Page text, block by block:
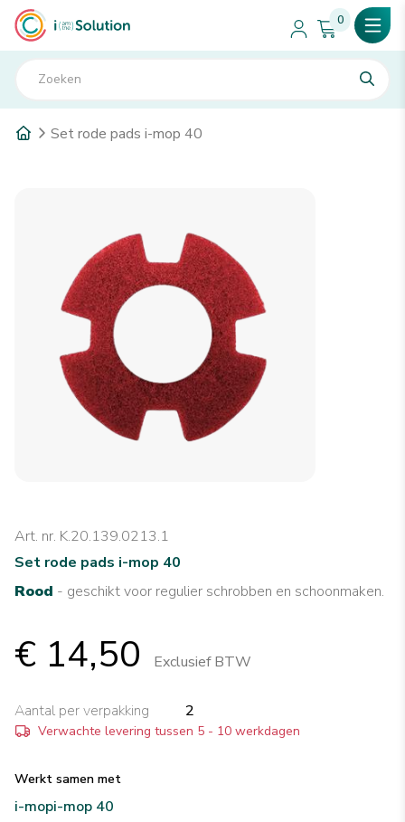
0
Set rode pads i-mop 40
Art. nr. K.20.139.0213.1
Set rode pads i-mop 40
Rood - geschikt voor regulier schrobben en schoonmaken.
€ 14,50 Exclusief BTW
Aantal per verpakking 2
Verwachte levering tussen 5 - 10 werkdagen
Werkt samen met
i-mopi-mop 40